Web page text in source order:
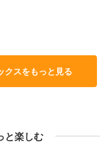
クスをもっと見る
と楽しむ